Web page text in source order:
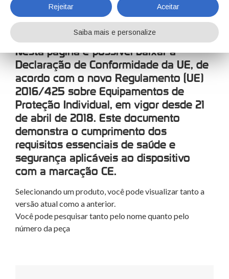
Nesta página é possível baixar a
Declaração de Conformidade da UE, de
acordo com o novo Regulamento (UE)
2016/425 sobre Equipamentos de
Proteção Individual, em vigor desde 21
de abril de 2018. Este documento
demonstra o cumprimento dos
requisitos essenciais de saúde e
segurança aplicáveis ao dispositivo
com a marcação CE.
Selecionando um produto, você pode visualizar tanto a
versão atual como a anterior.
Você pode pesquisar tanto pelo nome quanto pelo
número da peça
Rejeitar Aceitar
Saiba mais e personalize